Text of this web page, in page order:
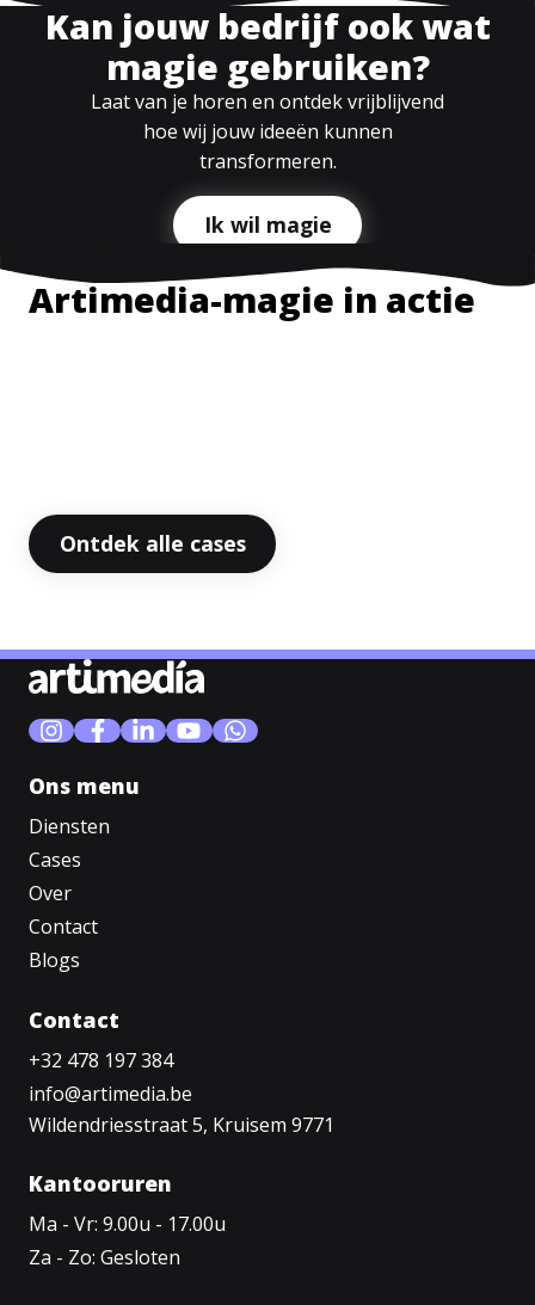
Kan jouw bedrijf ook wat
magie gebruiken?
Laat van je horen en ontdek vrijblijvend
hoe wij jouw ideeën kunnen
transformeren.
Ik wil magie
Artimedia-magie in actie
Ontdek alle cases
Ons menu
Diensten
Cases
Over
Contact
Blogs
Contact
+32 478 197 384
info@artimedia.be
Wildendriesstraat 5, Kruisem 9771
Kantooruren
Ma - Vr: 9.00u - 17.00u
Za - Zo: Gesloten